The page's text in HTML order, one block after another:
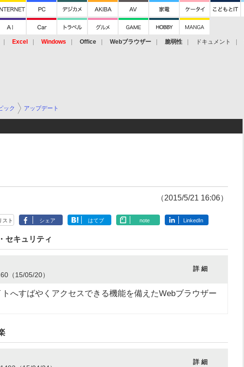
Excel Windows Office Webブラウザー 脆弱性 ドキュメント
ック アップデート
（2015/5/21 16:06）
スト シェア はてブ note LinkedIn
セキュリティ
（15/05/20）
詳 細
トへすばやくアクセスできる機能を備えたWebブラウザー
詳 細